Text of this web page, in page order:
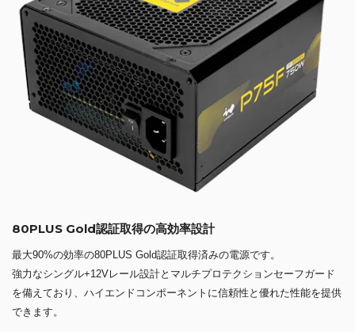
80PLUS Gold認証取得の高効率設計
最大90%の効率の80PLUS Gold認証取得済みの電源です。
強力なシングル+12Vレール設計とマルチプロテクションセーフガード
を備えており、ハイエンドコンポーネントに信頼性と優れた性能を提供
できます。